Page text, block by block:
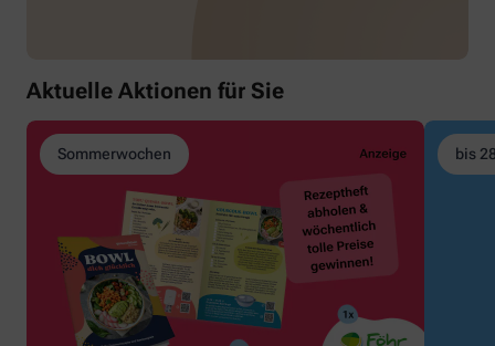
Aktuelle Aktionen für Sie
Sommerwochen bis